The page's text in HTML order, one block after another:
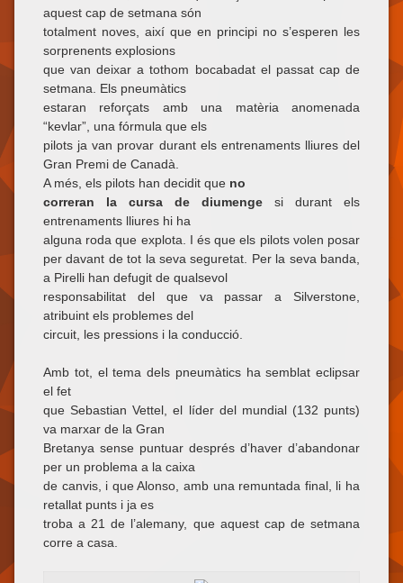
aquest cap de setmana són
totalment noves, així que en principi no s’esperen les
sorprenents explosions
que van deixar a tothom bocabadat el passat cap de
setmana. Els pneumàtics
estaran reforçats amb una matèria anomenada
“kevlar”, una fórmula que els
pilots ja van provar durant els entrenaments lliures del
Gran Premi de Canadà.
A més, els pilots han decidit que no
correran la cursa de diumenge si durant els
entrenaments lliures hi ha
alguna roda que explota. I és que els pilots volen posar
per davant de tot la seva seguretat. Per la seva banda,
a Pirelli han defugit de qualsevol
responsabilitat del que va passar a Silverstone,
atribuint els problemes del
circuit, les pressions i la conducció.
Amb tot, el tema dels pneumàtics ha semblat eclipsar
el fet
que Sebastian Vettel, el líder del mundial (132 punts)
va marxar de la Gran
Bretanya sense puntuar després d’haver d’abandonar
per un problema a la caixa
de canvis, i que Alonso, amb una remuntada final, li ha
retallat punts i ja es
troba a 21 de l’alemany, que aquest cap de setmana
corre a casa.